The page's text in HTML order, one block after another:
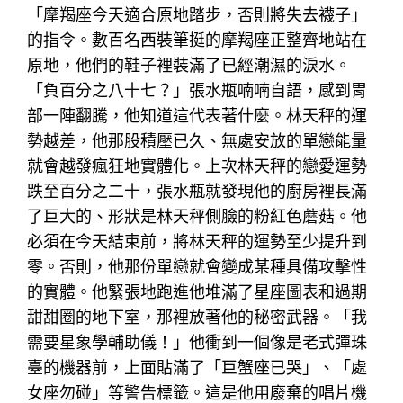
「摩羯座今天適合原地踏步，否則將失去襪子」
的指令。數百名西裝筆挺的摩羯座正整齊地站在
原地，他們的鞋子裡裝滿了已經潮濕的淚水。
「負百分之八十七？」張水瓶喃喃自語，感到胃
部一陣翻騰，他知道這代表著什麼。林天秤的運
勢越差，他那股積壓已久、無處安放的單戀能量
就會越發瘋狂地實體化。上次林天秤的戀愛運勢
跌至百分之二十，張水瓶就發現他的廚房裡長滿
了巨大的、形狀是林天秤側臉的粉紅色蘑菇。他
必須在今天結束前，將林天秤的運勢至少提升到
零。否則，他那份單戀就會變成某種具備攻擊性
的實體。他緊張地跑進他堆滿了星座圖表和過期
甜甜圈的地下室，那裡放著他的秘密武器。「我
需要星象學輔助儀！」他衝到一個像是老式彈珠
臺的機器前，上面貼滿了「巨蟹座已哭」、「處
女座勿碰」等警告標籤。這是他用廢棄的唱片機